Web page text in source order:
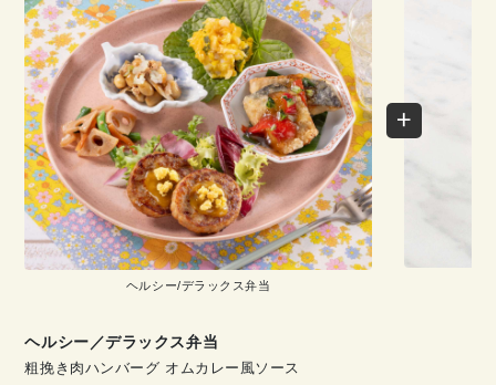
ヘルシー/デラックス弁当
ヘルシー／デラックス弁当
粗挽き肉ハンバーグ オムカレー風ソース